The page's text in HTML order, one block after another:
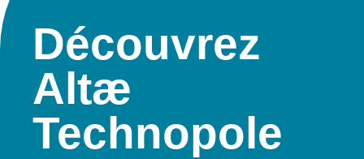
Découvrez
Altæ
Technopole